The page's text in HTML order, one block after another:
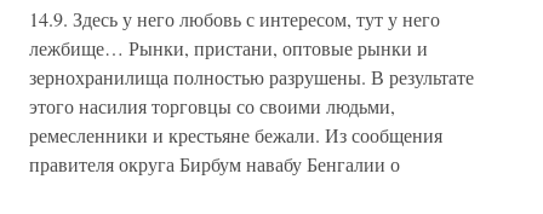
14.9. Здесь у него любовь с интересом, тут у него
лежбище… Рынки, пристани, оптовые рынки и
зернохранилища полностью разрушены. В результате
этого насилия торговцы со своими людьми,
ремесленники и крестьяне бежали. Из сообщения
правителя округа Бирбум навабу Бенгалии о